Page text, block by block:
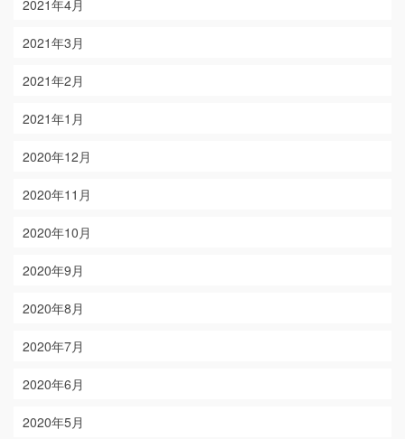
2021年4月
2021年3月
2021年2月
2021年1月
2020年12月
2020年11月
2020年10月
2020年9月
2020年8月
2020年7月
2020年6月
2020年5月